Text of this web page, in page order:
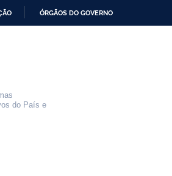
ÓRGÃOS DO GOVERNO
do País e